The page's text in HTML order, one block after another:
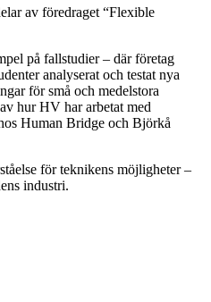
av föredraget “Flexible
på fallstudier – där företag
analyserat och testat nya
för små och medelstora
hur HV har arbetat med
Human Bridge och Björkå
för teknikens möjligheter –
industri.